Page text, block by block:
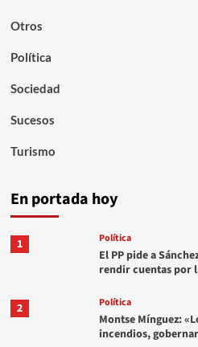
Otros
Política
Sociedad
Sucesos
Turismo
En portada hoy
1 Política
El PP pide a
rendir cuentas por
2 Política
Montse Mínguez:
incendios,